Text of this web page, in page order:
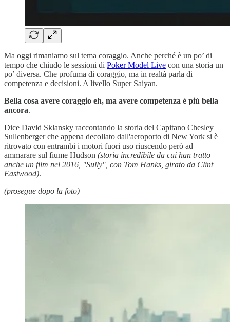
Ma oggi rimaniamo sul tema coraggio. Anche perché è un po’ di
tempo che chiudo le sessioni di Poker Model Live con una storia un
po’ diversa. Che profuma di coraggio, ma in realtà parla di
competenza e decisioni. A livello Super Saiyan.
Bella cosa avere coraggio eh, ma avere competenza è più bella
ancora.
Dice David Sklansky raccontando la storia del Capitano Chesley
Sullenberger che appena decollato dall'aeroporto di New York si è
ritrovato con entrambi i motori fuori uso riuscendo però ad
ammarare sul fiume Hudson (storia incredibile da cui han tratto
anche un film nel 2016, "Sully", con Tom Hanks, girato da Clint
Eastwood).
(prosegue dopo la foto)